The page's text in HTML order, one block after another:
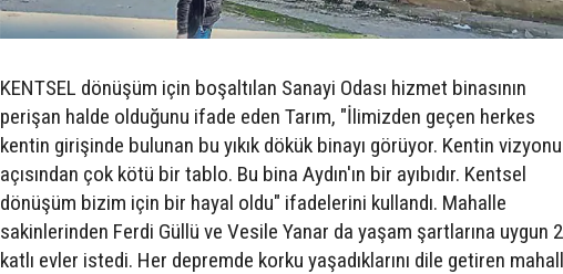
KENTSEL dönüşüm için boşaltılan Sanayi Odası hizmet binasının
perişan halde olduğunu ifade eden Tarım, "İlimizden geçen herkes
kentin girişinde bulunan bu yıkık dökük binayı görüyor. Kentin vizyonu
açısından çok kötü bir tablo. Bu bina Aydın'ın bir ayıbıdır. Kentsel
dönüşüm bizim için bir hayal oldu" ifadelerini kullandı. Mahalle
sakinlerinden Ferdi Güllü ve Vesile Yanar da yaşam şartlarına uygun
katlı evler istedi. Her depremde korku yaşadıklarını dile getiren